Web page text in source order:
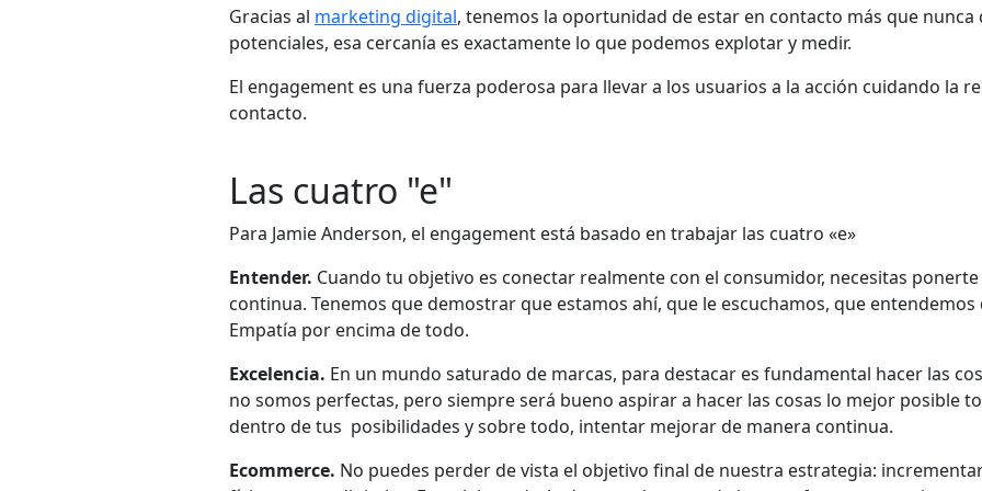
Gracias al marketing digital, tenemos la oportunidad de estar en contacto más que
potenciales, esa cercanía es exactamente lo que podemos explotar y medir.
El engagement es una fuerza poderosa para llevar a los usuarios a la acción cuidando la
contacto.
Las cuatro "e"
Para Jamie Anderson, el engagement está basado en trabajar las cuatro «e»
Entender. Cuando tu objetivo es conectar realmente con el consumidor, necesitas
continua. Tenemos que demostrar que estamos ahí, que le escuchamos, que entendemos
Empatía por encima de todo.
Excelencia. En un mundo saturado de marcas, para destacar es fundamental hacer las
no somos perfectas, pero siempre será bueno aspirar a hacer las cosas lo mejor posible
dentro de tus posibilidades y sobre todo, intentar mejorar de manera continua.
Ecommerce. No puedes perder de vista el objetivo final de nuestra estrategia: